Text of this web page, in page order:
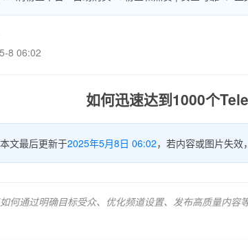
8 06:02
如何迅速达到1000个
文最后更新于2025年5月8日 06:02，若内容或图片失效
何通过明确目标受众、优化频道设置、发布高质量内